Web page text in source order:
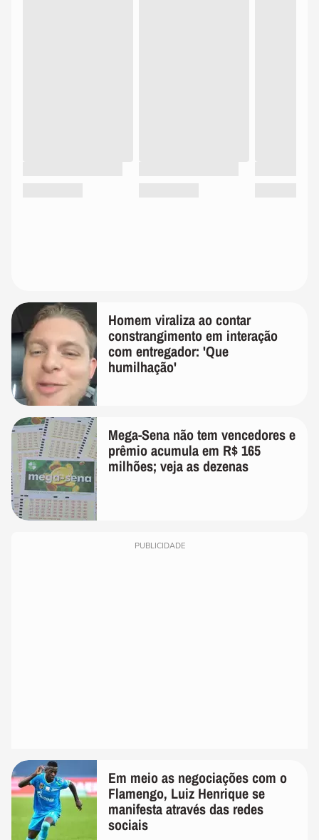
Homem viraliza ao contar
constrangimento em interação
com entregador: 'Que
humilhação'
Mega-Sena não tem vencedores e
prêmio acumula em R$ 165
milhões; veja as dezenas
PUBLICIDADE
Em meio as negociações com o
Flamengo, Luiz Henrique se
manifesta através das redes
sociais